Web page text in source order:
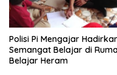
Polisi Pi Mengajar
Semangat Belajar di
Belajar Heram